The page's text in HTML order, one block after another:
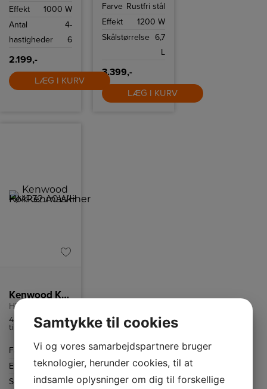
takket være alle
og tilbehør.
Effekt
1000 W
Antal
hastigheder
4-
6
2.199,-
LÆG I KURV
madlavningen
hjælpe dig med
række lækre
Farve Rustfri stål
Effekt
1200 W
Skålstørrelse 6,7
L
3.399,-
LÆG I KURV
Kenwood Køkkenmaskiner
HMP32.A0WH
450 Watt motor
til at klare enhver
piskefløde og æg
til kagedej og
brøddej.
Farve
Hvid
Effekt
450 W
Skålstørrelse 3,4
Samtykke til cookies
Vi og vores samarbejdspartnere bruger
teknologier, herunder cookies, til at
indsamle oplysninger om dig til forskellige